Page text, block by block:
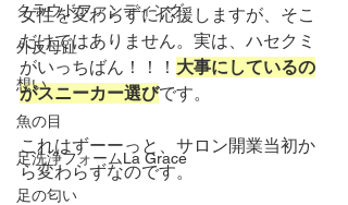
クラウドファンディング
外反母趾
想い
魚の目
足洗浄フォームLa Grace
足の匂い
女性を変わらずに応援しますが、そこ
だけではありません。実は、ハセクミ
がいっちばん！！！ 大事にしているの
がスニーカー選びです。
これはずーーっと、サロン開業当初か
ら変わらずなのです。